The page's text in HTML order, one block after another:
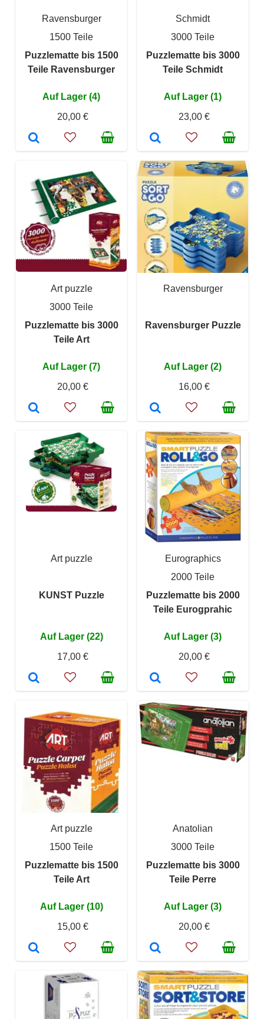
Ravensburger
1500 Teile
Puzzlematte bis 1500
Teile Ravensburger
Auf Lager (4)
20,00 €
Schmidt
3000 Teile
Puzzlematte bis 3000
Teile Schmidt
Auf Lager (1)
23,00 €
Art puzzle
3000 Teile
Puzzlematte bis 3000
Teile Art
Auf Lager (7)
20,00 €
Ravensburger
Ravensburger Puzzle
Auf Lager (2)
16,00 €
Art puzzle
KUNST Puzzle
Auf Lager (22)
17,00 €
Eurographics
2000 Teile
Puzzlematte bis 2000
Teile Eurogprahic
Auf Lager (3)
20,00 €
Art puzzle
1500 Teile
Puzzlematte bis 1500
Teile Art
Auf Lager (10)
15,00 €
Anatolian
3000 Teile
Puzzlematte bis 3000
Teile Perre
Auf Lager (3)
20,00 €